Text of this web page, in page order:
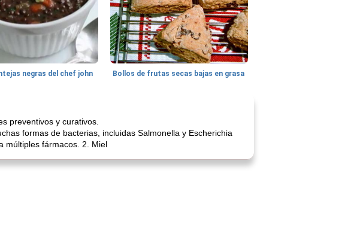
negras del chef john Bollos de frutas secas bajas en grasa
preventivos y curativos.
formas de bacterias, incluidas Salmonella y Escherichia
múltiples fármacos. 2. Miel